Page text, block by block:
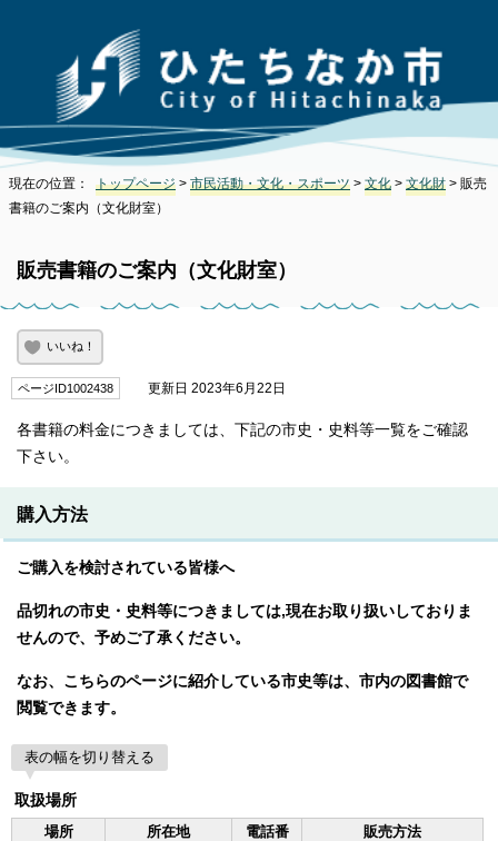
現在の位置： トップページ > 市民活動・文化・スポーツ > 文化 > 文化財 > 販売
書籍のご案内（文化財室）
販売書籍のご案内（文化財室）
いいね！
ページID1002438 更新日 2023年6月22日
各書籍の料金につきましては、下記の市史・史料等一覧をご確認
下さい。
購入方法
ご購入を検討されている皆様へ
品切れの市史・史料等につきましては,現在お取り扱いしておりま
せんので、予めご了承ください。
なお、こちらのページに紹介している市史等は、市内の図書館で
閲覧できます。
表の幅を切り替える
取扱場所
場所
所在地
電話番
販売方法